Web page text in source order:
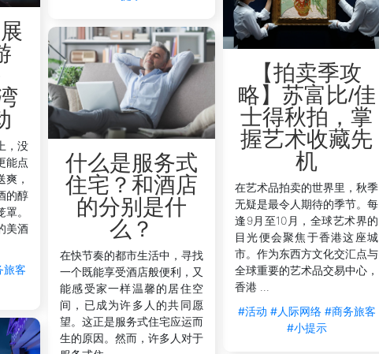
，没
能点
，
的醇
。
美酒
旅客
【拍卖季攻
略】苏富比/佳
士得秋拍，掌
握艺术收藏先
机
在艺术品拍卖的世界里，秋季
无疑是最令人期待的季节。每
逢9月至10月，全球艺术界的
目光便会聚焦于香港这座城
市。作为东西方文化交汇点与
全球重要的艺术品交易中心，
香港 ...
#活动 #人际网络 #商务旅客
#小提示
什么是服务式
住宅？和酒店
的分别是什
么？
在快节奏的都市生活中，寻找
一个既能享受酒店般便利，又
能感受家一样温馨的居住空
间，已成为许多人的共同愿
望。这正是服务式住宅应运而
生的原因。然而，许多人对于